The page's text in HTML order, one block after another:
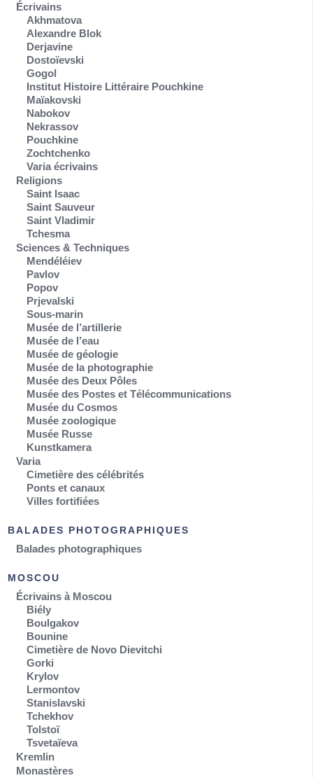
Écrivains
Akhmatova
Alexandre Blok
Derjavine
Dostoïevski
Gogol
Institut Histoire Littéraire Pouchkine
Maïakovski
Nabokov
Nekrassov
Pouchkine
Zochtchenko
Varia écrivains
Religions
Saint Isaac
Saint Sauveur
Saint Vladimir
Tchesma
Sciences & Techniques
Mendéléiev
Pavlov
Popov
Prjevalski
Sous-marin
Musée de l’artillerie
Musée de l’eau
Musée de géologie
Musée de la photographie
Musée des Deux Pôles
Musée des Postes et Télécommunications
Musée du Cosmos
Musée zoologique
Musée Russe
Kunstkamera
Varia
Cimetière des célébrités
Ponts et canaux
Villes fortifiées
BALADES PHOTOGRAPHIQUES
Balades photographiques
MOSCOU
Écrivains à Moscou
Biély
Boulgakov
Bounine
Cimetière de Novo Dievitchi
Gorki
Krylov
Lermontov
Stanislavski
Tchekhov
Tolstoï
Tsvetaïeva
Kremlin
Monastères